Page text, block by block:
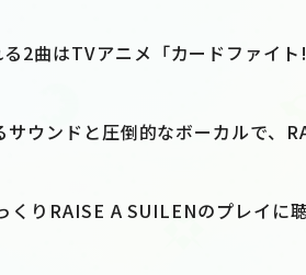
2曲はTVアニメ「カードファイ
ウンドと圧倒的なボーカルで、
りRAISE A SUILENのプレイに